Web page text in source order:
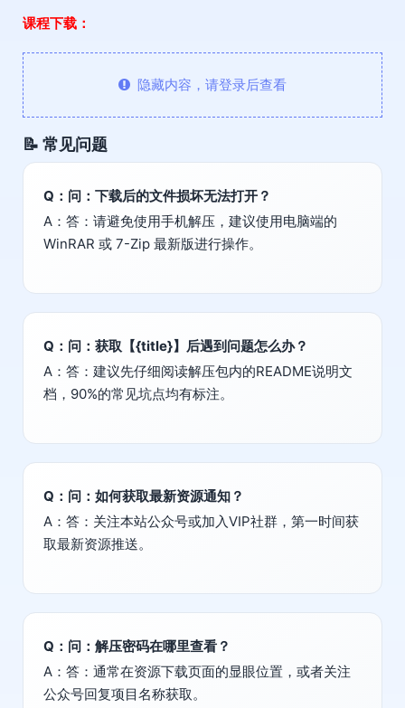
课程下载：
隐藏内容，请登录后查看
📝 常见问题
Q：问：下载后的文件损坏无法打开？
A：答：请避免使用手机解压，建议使用电脑端的
WinRAR 或 7-Zip 最新版进行操作。
Q：问：获取【{title}】后遇到问题怎么办？
A：答：建议先仔细阅读解压包内的README说明文
档，90%的常见坑点均有标注。
Q：问：如何获取最新资源通知？
A：答：关注本站公众号或加入VIP社群，第一时间获
取最新资源推送。
Q：问：解压密码在哪里查看？
A：答：通常在资源下载页面的显眼位置，或者关注
公众号回复项目名称获取。